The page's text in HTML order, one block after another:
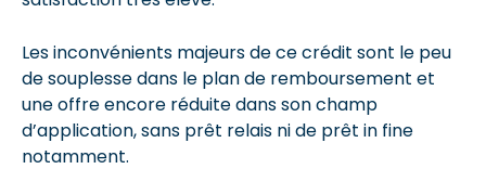
Les inconvénients majeurs de ce crédit sont le peu
de souplesse dans le plan de remboursement et
une offre encore réduite dans son champ
d’application, sans prêt relais ni de prêt in fine
notamment.